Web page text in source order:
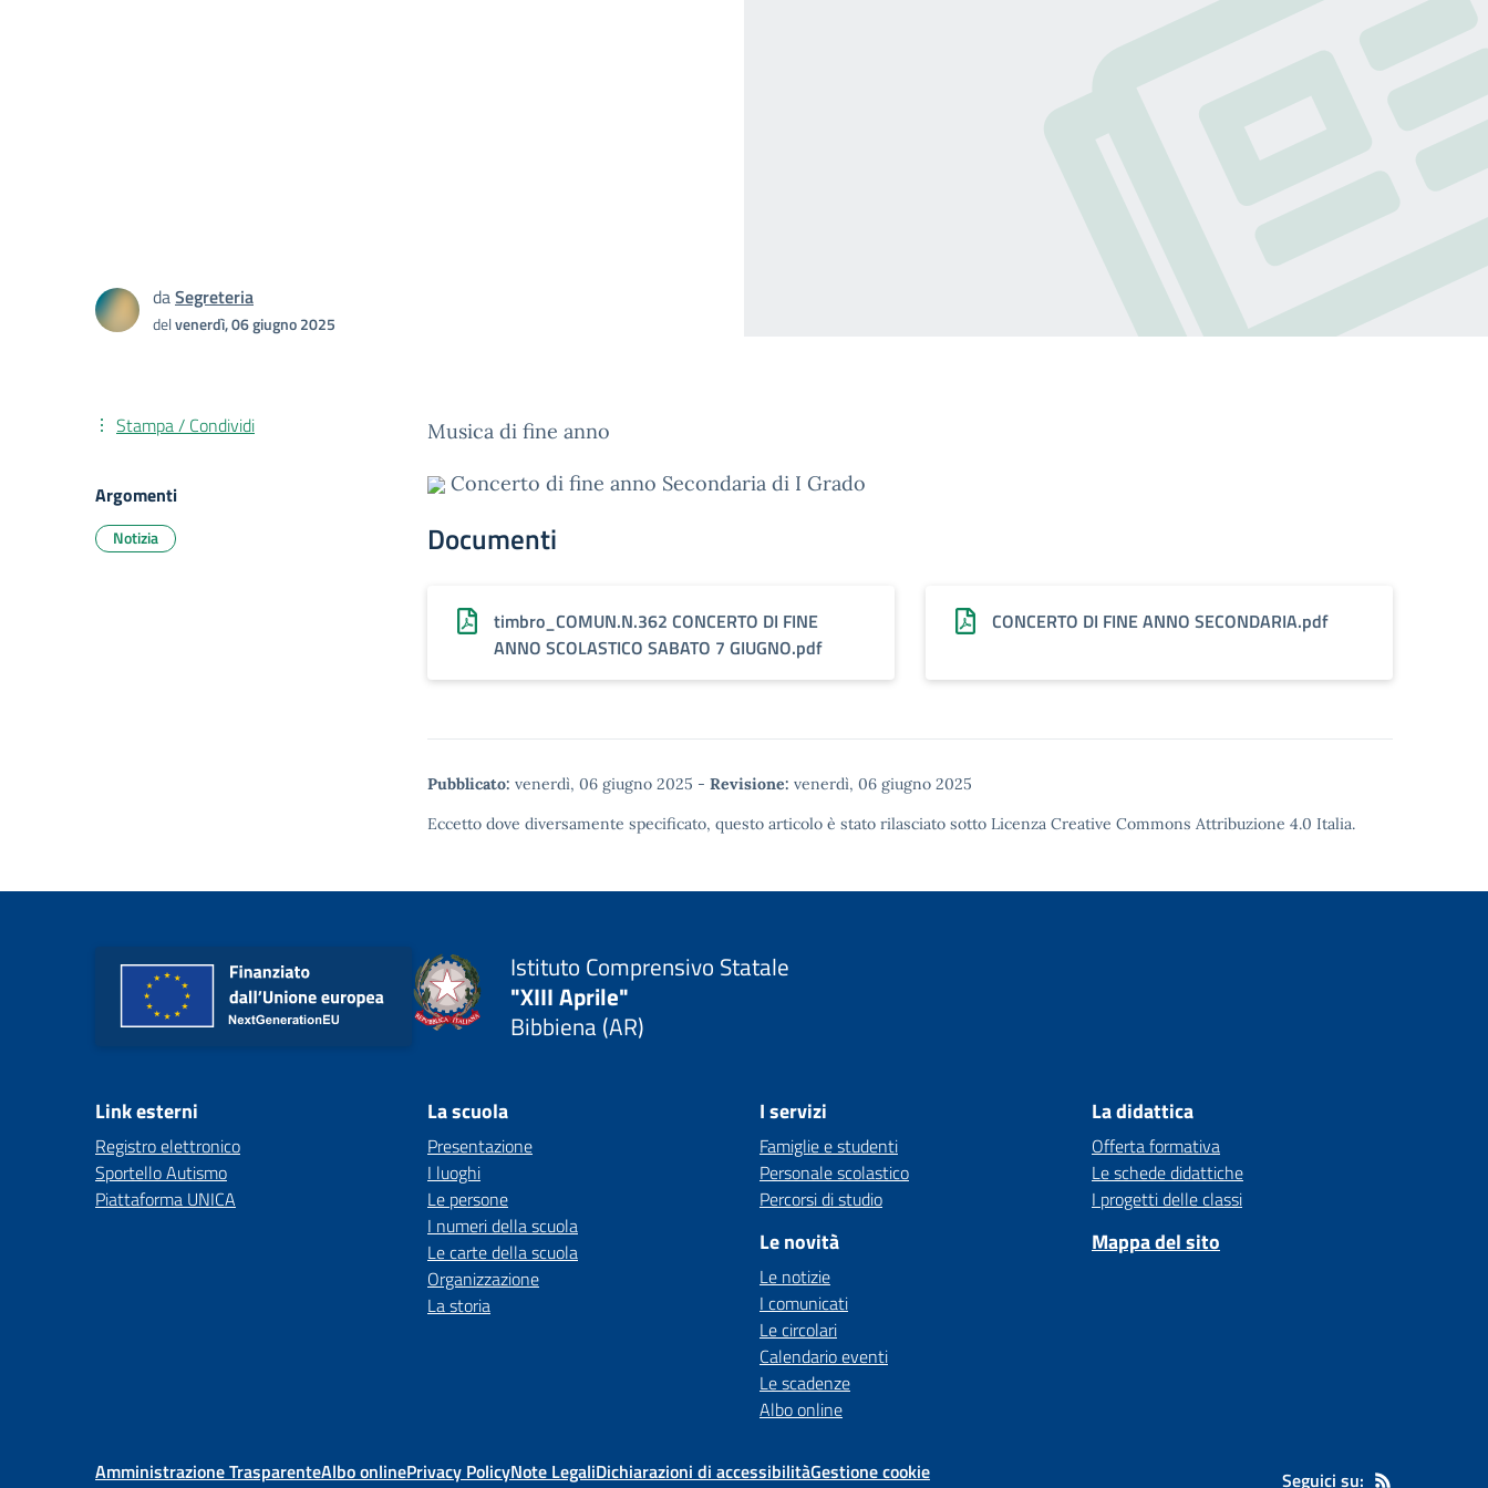
daSegreteria
delvenerdì, 06 giugno 2025
Musica di fine anno
Concerto di fine anno Secondaria di I Grado
Documenti
timbro_COMUN.N.362 CONCERTO DI FINE
ANNO SCOLASTICO SABATO 7 GIUGNO.pdf
CONCERTO DI FINE ANNO SECONDARIA.pdf
Pubblicato: venerdì, 06 giugno 2025 - Revisione: venerdì, 06 giugno 2025
Eccetto dove diversamente specificato, questo articolo è stato rilasciato sotto Licenza Creative Commons Attribuzione 4.0 Italia.
Stampa / Condividi
Argomenti
Notizia
Istituto Comprensivo Statale
"XIII Aprile"
Bibbiena (AR)
Link esterni
Registro elettronico
Sportello Autismo
Piattaforma UNICA
La scuola
Presentazione
I luoghi
Le persone
I numeri della scuola
Le carte della scuola
Organizzazione
La storia
I servizi
Famiglie e studenti
Personale scolastico
Percorsi di studio
Le novità
Le notizie
I comunicati
Le circolari
Calendario eventi
Le scadenze
Albo online
La didattica
Offerta formativa
Le schede didattiche
I progetti delle classi
Mappa del sito
Amministrazione TrasparenteAlbo onlinePrivacy PolicyNote LegaliDichiarazioni di accessibilitàGestione cookie Seguici su: